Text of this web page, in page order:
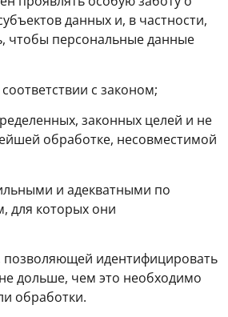
данных и, в частности,
чтобы персональные данные
с законом;
законных целей и не
обработке, несовместимой
и адекватными по
для которых они
позволяющей идентифицировать
дольше, чем это необходимо
обработки.